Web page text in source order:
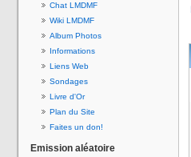
Chat LMDMF
Wiki LMDMF
Album Photos
Informations
Liens Web
Sondages
Livre d'Or
Plan du Site
Faites un don!
Emission aléatoire